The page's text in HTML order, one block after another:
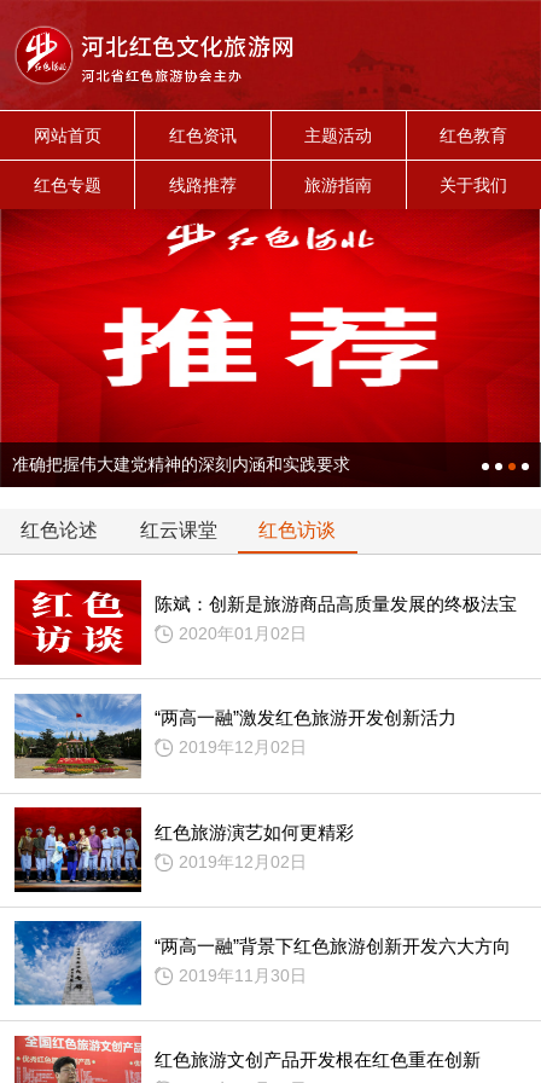
网站首页 红色资讯 主题活动 红色教育
红色专题 线路推荐 旅游指南 关于我们
准确把握伟大建党精神的深刻内涵和实践要求
红色论述 红云课堂 红色访谈
陈斌：创新是旅游商品高质量发展的终极法宝
2020年01月02日
“两高一融”激发红色旅游开发创新活力
2019年12月02日
红色旅游演艺如何更精彩
2019年12月02日
“两高一融”背景下红色旅游创新开发六大方向
2019年11月30日
红色旅游文创产品开发根在红色重在创新